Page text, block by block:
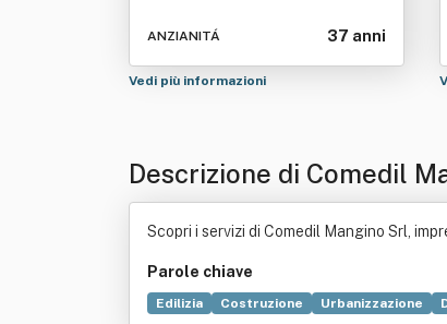
ANZIANITÁ 37 anni
Vedi più informazioni
Descrizione di Comedil
Scopri i servizi di Comedil Mangino Srl,
Parole chiave
Edilizia Costruzione Urbanizzazione